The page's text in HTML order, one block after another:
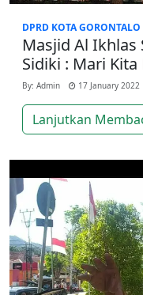
DPRD KOTA GORONTALO
Masjid Al Ikhlas
Sidiki : Mari
By: Admin 17 January
Lanjutkan